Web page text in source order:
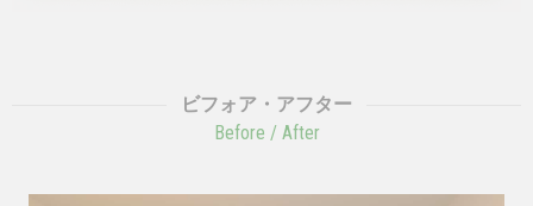
ビフォア・アフター
Before / After